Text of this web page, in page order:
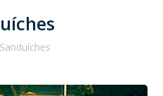
Sanduíches